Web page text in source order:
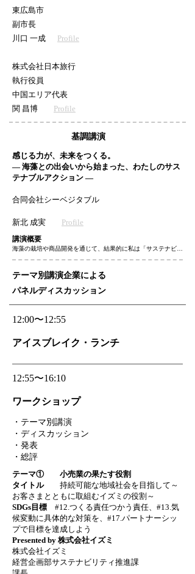
東広島市
副市長
川口 一成
Profile
株式会社日本旅行
執行役員
中国エリア代表
関 昌博
Profile
基調講演
感じる力が、未来をつくる。
― 海藻との出会いから始まった、わたしのサス
テナブルアクション ―
合同会社シーベジタブル
新北 成実 Profile
講演概要
海藻の栽培や商品開発を通じて、結果的に私は「サステナビリ
す。観察を続けるうちに、自然の中にある“声なき声“のような
てるのは環境要因が複雑に絡み合い、「これが正解」という単
純な因果では説明できないことが多々あります。だからこそ、
ていく必要があると実感しています。サステナブルな未来は、
始まるのかもしれません。今回は、海藻との出会いと仕事を通
じて私が学んだ、「感じることから始めるアクション」につい
テーマ別講演企業による
パネルディスカッション
​12:00〜12:55
​アイスブレイク・ランチ
​12:55〜16:10
ワークショップ
・テーマ別講演
・ディスカッション
・発表
​・総評
テーマ① 小売業の果たす役割
タイトル持続可能な地域社会を目指して～
お客さまとともに取組むイズミの役割～
SDGs目標 #12.つくる責任つかう責任、#13.気
候変動に具体的な対策を、#17.パートナーシッ
プで目標を達成しよう
Presented by 株式会社イズミ
株式会社イズミ
経営企画部サステナビリティ推進課